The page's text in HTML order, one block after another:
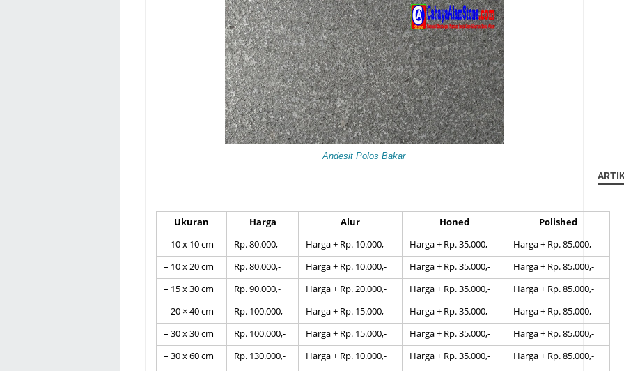
Andesit Polos Bakar
Ukuran Harga Alur Honed
Polished
– 10 x 10 cm
Rp. 80.000,- Harga + Rp. 10.000,- Harga + Rp. 35.000,-
Harga + Rp. 85.000,-
– 10 x 20 cm
Rp. 80.000,- Harga + Rp. 10.000,- Harga + Rp. 35.000,-
Harga + Rp. 85.000,-
– 15 x 30 cm
Rp. 90.000,- Harga + Rp. 20.000,- Harga + Rp. 35.000,-
Harga + Rp. 85.000,-
– 20 × 40 cm
Rp. 100.000,- Harga + Rp. 15.000,- Harga + Rp. 35.000,-
Harga + Rp. 85.000,-
– 30 x 30 cm
Rp. 100.000,- Harga + Rp. 15.000,- Harga + Rp. 35.000,-
Harga + Rp. 85.000,-
– 30 x 60 cm
Rp. 130.000,- Harga + Rp. 10.000,- Harga + Rp. 35.000,-
Harga + Rp. 85.000,-